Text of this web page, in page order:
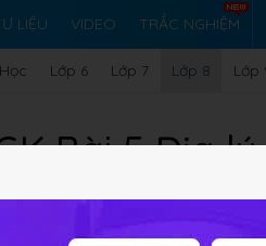
LIỆU VIDEO TRẮC NGHIỆM
Lớp 6 Lớp 7 Lớp 8 Lớp
Bài 5 Địa lý